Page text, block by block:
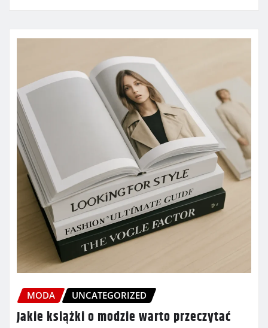
MODA UNCATEGORIZED
Jakie książki o modzie warto przeczytać